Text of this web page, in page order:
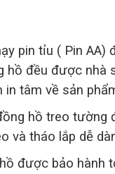
pin tỉu ( Pin AA)
hồ đều được nhà
in tâm về sản
hồ treo tường
và tháo lắp dễ
được bảo hành